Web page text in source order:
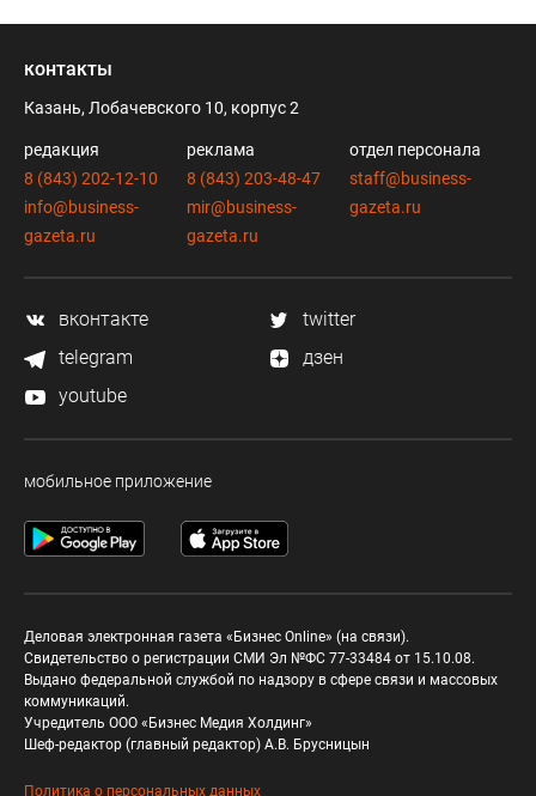
контакты
Казань, Лобачевского 10, корпус 2
редакция
8 (843) 202-12-10
info@business-
gazeta.ru
реклама
8 (843) 203-48-47
mir@business-
gazeta.ru
отдел персонала
staff@business-
gazeta.ru
вконтакте
twitter
telegram
дзен
youtube
мобильное приложение
Деловая электронная газета «Бизнес Online» (на связи).
Свидетельство о регистрации СМИ Эл №ФС 77-33484 от 15.10.08.
Выдано федеральной службой по надзору в сфере связи и массовых
коммуникаций.
Учредитель ООО «Бизнес Медия Холдинг»
Шеф-редактор (главный редактор) А.В. Брусницын
Политика о персональных данных